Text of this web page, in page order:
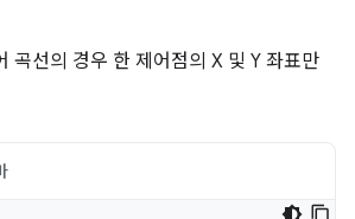
곡선의 경우 한 제어점의 X 및 Y 좌표만